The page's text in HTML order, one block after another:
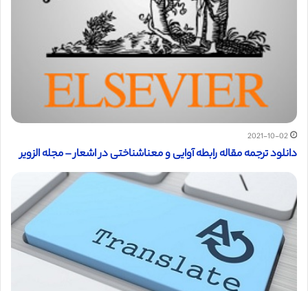
2021-10-02
دانلود ترجمه مقاله رابطه آوایی و معناشناختی در اشعار – مجله الزویر